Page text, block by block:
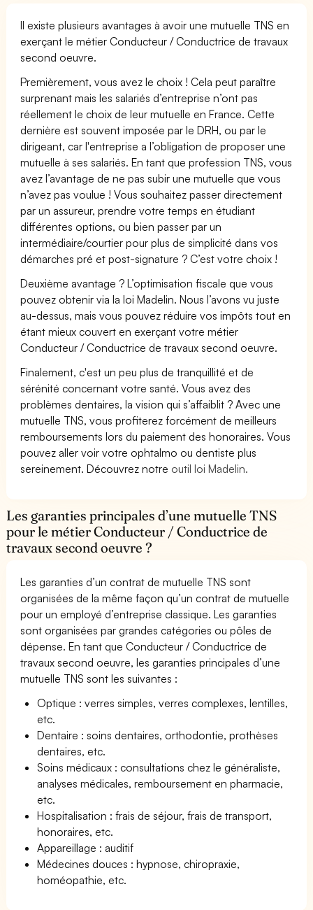
Il existe plusieurs avantages à avoir une mutuelle TNS en
exerçant le métier Conducteur / Conductrice de travaux
second oeuvre.
Premièrement, vous avez le choix ! Cela peut paraître
surprenant mais les salariés d’entreprise n’ont pas
réellement le choix de leur mutuelle en France. Cette
dernière est souvent imposée par le DRH, ou par le
dirigeant, car l'entreprise a l’obligation de proposer une
mutuelle à ses salariés. En tant que profession TNS, vous
avez l’avantage de ne pas subir une mutuelle que vous
n’avez pas voulue ! Vous souhaitez passer directement
par un assureur, prendre votre temps en étudiant
différentes options, ou bien passer par un
intermédiaire/courtier pour plus de simplicité dans vos
démarches pré et post-signature ? C’est votre choix !
Deuxième avantage ? L’optimisation fiscale que vous
pouvez obtenir via la loi Madelin. Nous l’avons vu juste
au-dessus, mais vous pouvez réduire vos impôts tout en
étant mieux couvert en exerçant votre métier
Conducteur / Conductrice de travaux second oeuvre.
Finalement, c'est un peu plus de tranquillité et de
sérénité concernant votre santé. Vous avez des
problèmes dentaires, la vision qui s’affaiblit ? Avec une
mutuelle TNS, vous profiterez forcément de meilleurs
remboursements lors du paiement des honoraires. Vous
pouvez aller voir votre ophtalmo ou dentiste plus
sereinement. Découvrez notre outil loi Madelin.
Les garanties principales d’une mutuelle TNS
pour le métier Conducteur / Conductrice de
travaux second oeuvre ?
Les garanties d’un contrat de mutuelle TNS sont
organisées de la même façon qu’un contrat de mutuelle
pour un employé d’entreprise classique. Les garanties
sont organisées par grandes catégories ou pôles de
dépense. En tant que Conducteur / Conductrice de
travaux second oeuvre, les garanties principales d’une
mutuelle TNS sont les suivantes :
Optique : verres simples, verres complexes, lentilles,
etc.
Dentaire : soins dentaires, orthodontie, prothèses
dentaires, etc.
Soins médicaux : consultations chez le généraliste,
analyses médicales, remboursement en pharmacie,
etc.
Hospitalisation : frais de séjour, frais de transport,
honoraires, etc.
Appareillage : auditif
Médecines douces : hypnose, chiropraxie,
homéopathie, etc.